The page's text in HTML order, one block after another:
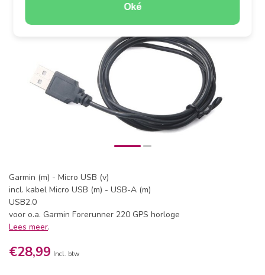
Oké
Garmin (m) - Micro USB (v)
incl. kabel Micro USB (m) - USB-A (m)
USB2.0
voor o.a. Garmin Forerunner 220 GPS horloge
Lees meer.
€28,99 Incl. btw